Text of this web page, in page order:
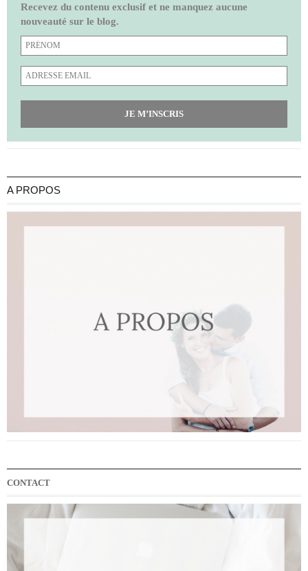
Recevez du contenu exclusif et ne manquez aucune
nouveauté sur le blog.
JE M’INSCRIS
A PROPOS
CONTACT